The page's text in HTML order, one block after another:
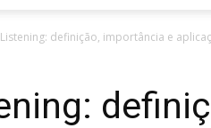
definição, importância e